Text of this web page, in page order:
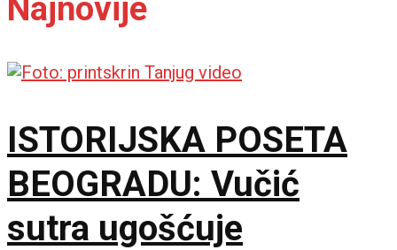
Najnovije
ISTORIJSKA POSETA
BEOGRADU: Vučić
sutra ugošćuje